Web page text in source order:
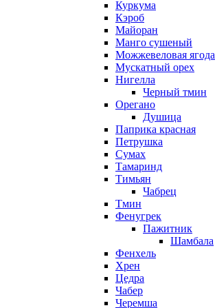
Куркума
Кэроб
Майоран
Манго сушеный
Можжевеловая ягода
Мускатный орех
Нигелла
Черный тмин
Орегано
Душица
Паприка красная
Петрушка
Сумах
Тамаринд
Тимьян
Чабрец
Тмин
Фенугрек
Пажитник
Шамбала
Фенхель
Хрен
Цедра
Чабер
Черемша